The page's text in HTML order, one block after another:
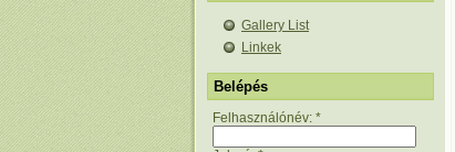
Gallery List
Linkek
Belépés
Felhasználónév: *